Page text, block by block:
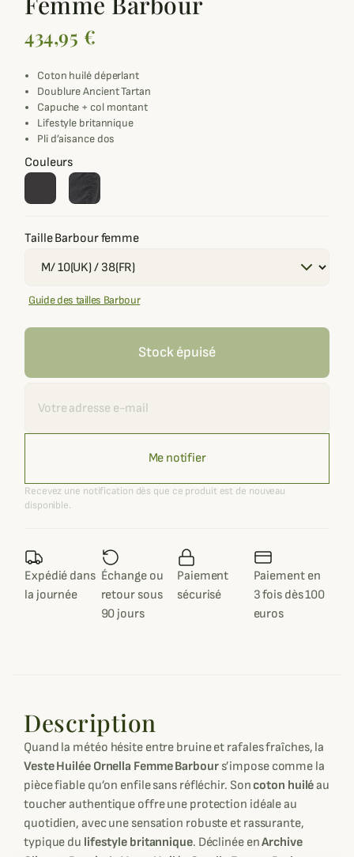
434,95 €
Coton huilé déperlant
Doublure Ancient Tartan
Capuche + col montant
Lifestyle britannique
Pli d’aisance dos
Couleurs
Taille Barbour femme
Guide des tailles Barbour
Stock épuisé
Me notifier
Recevez une notification dès que ce produit est de nouveau
disponible.
Expédié dans
la journée
Échange ou
retour sous
90 jours
Paiement
sécurisé
Paiement en
3 fois dès 100
euros
Description
Quand la météo hésite entre bruine et rafales fraîches, la
VesteHuilée Ornella Femme Barbours’impose comme la
pièce fiable qu’on enfile sans réfléchir. Soncoton huiléau
toucher authentique offre une protection idéale au
quotidien, avec une sensation robuste et rassurante,
typique du lifestyle britannique. Déclinée enArchive